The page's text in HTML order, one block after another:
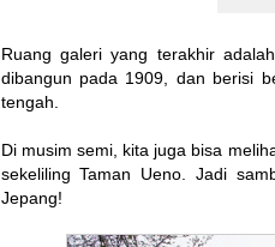
Ruang galeri yang terakhir
dibangun pada 1909, dan berisi
tengah.
Di musim semi, kita juga bisa
sekeliling Taman Ueno. Jadi
Jepang!